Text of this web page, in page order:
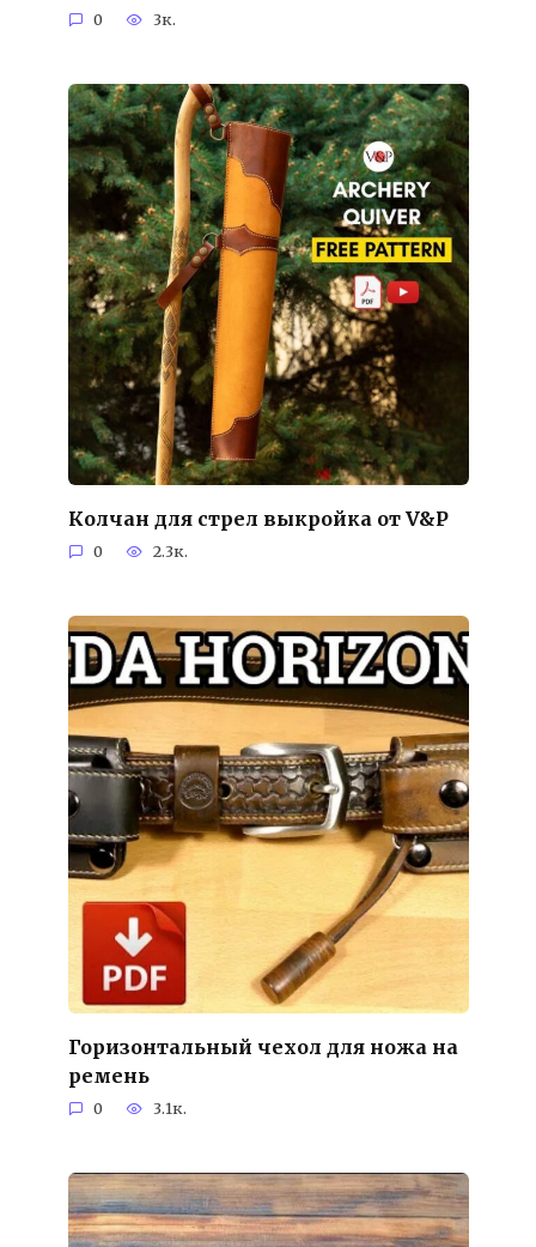
0 3к.
Колчан для стрел выкройка от V&P
0 2.3к.
Горизонтальный чехол для ножа на
ремень
0 3.1к.